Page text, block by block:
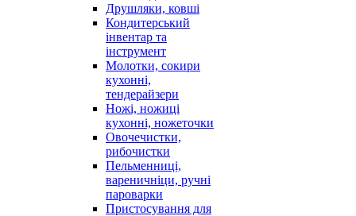
Друшляки, ковші
Кондитерський
інвентар та
інструмент
Молотки, сокири
кухонні,
тендерайзери
Ножі, ножиці
кухонні, ножеточки
Овочечистки,
рибочистки
Пельменниці,
вареничніци, ручні
пароварки
Пристосування для